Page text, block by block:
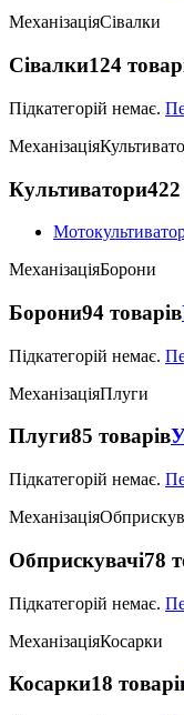
МеханізаціяСівалки
Сівалки124
Підкатегорій немає.
Механізація
Культиватори422
МеханізаціяБорони
Борони94 товарів
Підкатегорій немає.
МеханізаціяПлуги
Плуги85 товарів
Підкатегорій немає.
Механізація
Обприскувачі78
Підкатегорій немає.
МеханізаціяКосарки
Косарки18